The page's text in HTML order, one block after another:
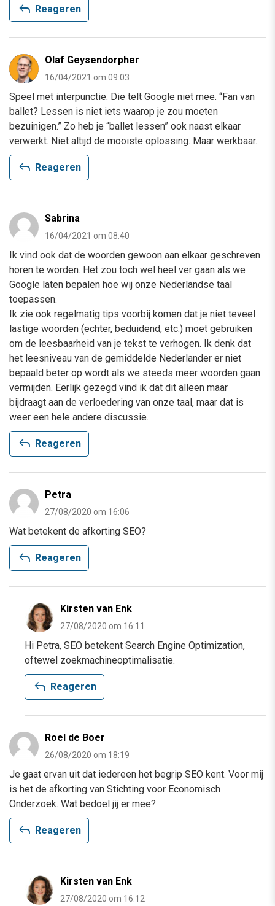
reply Reageren
Olaf Geysendorpher
16/04/2021 om 09:03
Speel met interpunctie. Die telt Google niet mee. “Fan van
ballet? Lessen is niet iets waarop je zou moeten
bezuinigen.” Zo heb je “ballet lessen” ook naast elkaar
verwerkt. Niet altijd de mooiste oplossing. Maar werkbaar.
reply Reageren
Sabrina
16/04/2021 om 08:40
Ik vind ook dat de woorden gewoon aan elkaar geschreven
horen te worden. Het zou toch wel heel ver gaan als we
Google laten bepalen hoe wij onze Nederlandse taal
toepassen.
Ik zie ook regelmatig tips voorbij komen dat je niet teveel
lastige woorden (echter, beduidend, etc.) moet gebruiken
om de leesbaarheid van je tekst te verhogen. Ik denk dat
het leesniveau van de gemiddelde Nederlander er niet
bepaald beter op wordt als we steeds meer woorden gaan
vermijden. Eerlijk gezegd vind ik dat dit alleen maar
bijdraagt aan de verloedering van onze taal, maar dat is
weer een hele andere discussie.
reply Reageren
Petra
27/08/2020 om 16:06
Wat betekent de afkorting SEO?
reply Reageren
Kirsten van Enk
27/08/2020 om 16:11
Hi Petra, SEO betekent Search Engine Optimization,
oftewel zoekmachineoptimalisatie.
reply Reageren
Roel de Boer
26/08/2020 om 18:19
Je gaat ervan uit dat iedereen het begrip SEO kent. Voor mij
is het de afkorting van Stichting voor Economisch
Onderzoek. Wat bedoel jij er mee?
reply Reageren
Kirsten van Enk
27/08/2020 om 16:12